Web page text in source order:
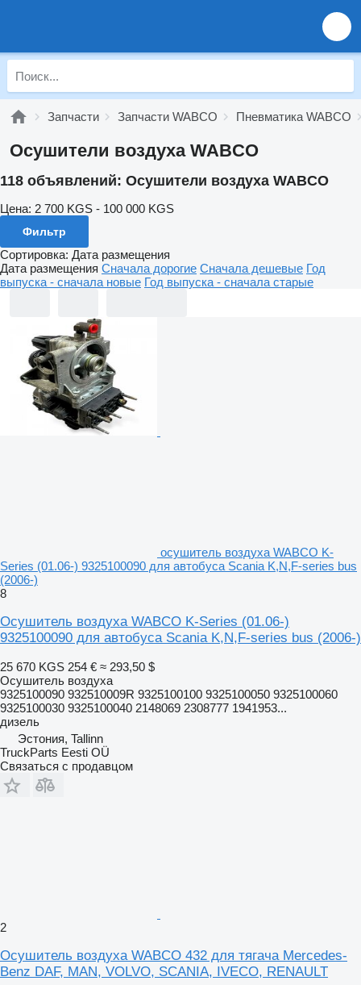
Запчасти Запчасти WABCO Пневматика WABCO
Осушители воздуха WABCO
118 объявлений: Осушители воздуха WABCO
Цена: 2 700 KGS - 100 000 KGS
Фильтр
Сортировка: Дата размещения
Дата размещения Сначала дорогие Сначала дешевые Год
выпуска - сначала новые Год выпуска - сначала старые
осушитель воздуха WABCO K-
Series (01.06-) 9325100090 для автобуса Scania K,N,F-series bus
(2006-)
8
Осушитель воздуха WABCO K-Series (01.06-)
9325100090 для автобуса Scania K,N,F-series bus (2006-)
25 670 KGS 254 € ≈ 293,50 $
Осушитель воздуха
9325100090 932510009R 9325100100 9325100050 9325100060
9325100030 9325100040 2148069 2308777 1941953...
дизель
Эстония, Tallinn
TruckParts Eesti OÜ
Связаться с продавцом
2
Осушитель воздуха WABCO 432 для тягача Mercedes-
Benz DAF, MAN, VOLVO, SCANIA, IVECO, RENAULT